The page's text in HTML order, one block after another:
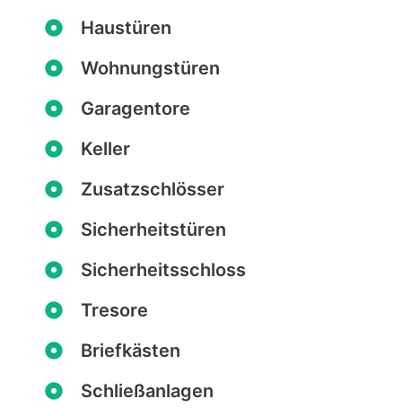
Haustüren
Wohnungstüren
Garagentore
Keller
Zusatzschlösser
Sicherheitstüren
Sicherheitsschloss
Tresore
Briefkästen
Schließanlagen